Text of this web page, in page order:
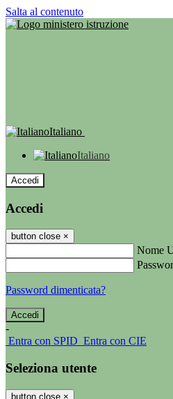
Salta al contenuto
Italiano
Italiano
Accedi
Accedi
button close ×
Nome
Password dimenticata?
-
Entra con SPID Entra con CIE
Seleziona utente
button close ×